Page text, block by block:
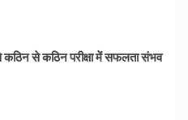
कठिन से कठिन परीक्षा में सफलता संभव